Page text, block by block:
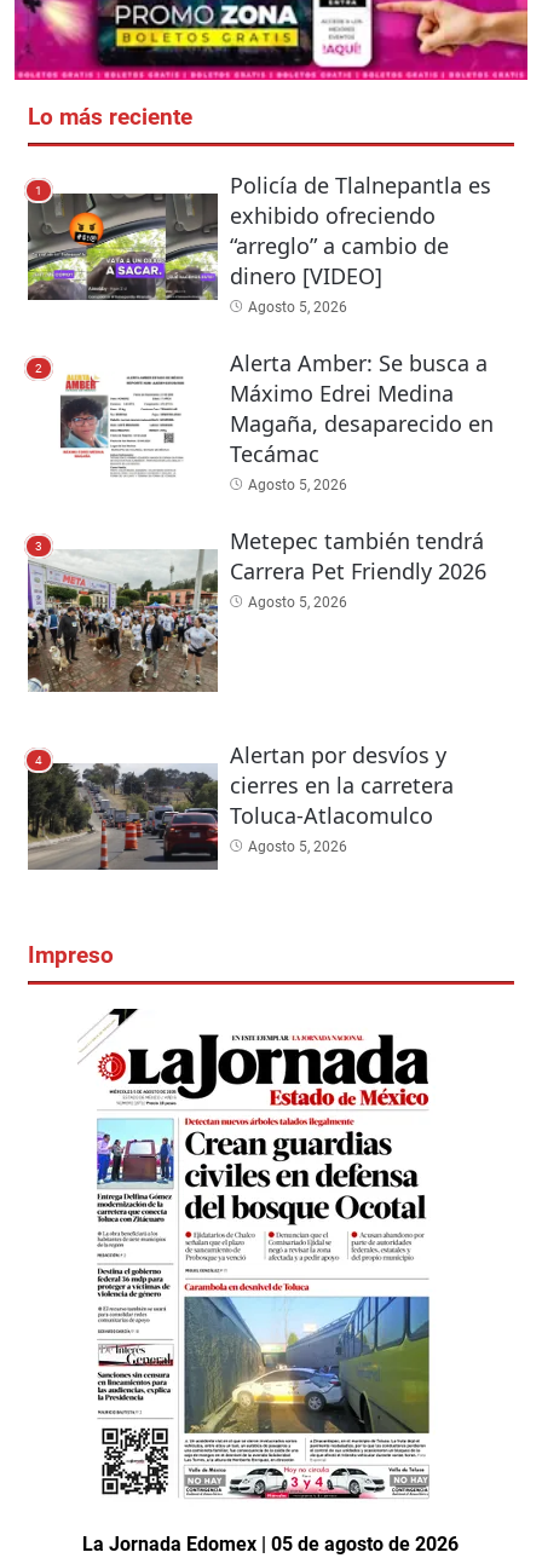
Lo más reciente
1
Policía de Tlalnepantla es
exhibido ofreciendo
“arreglo” a cambio de
dinero [VIDEO]
Agosto 5, 2026
2
Alerta Amber: Se busca a
Máximo Edrei Medina
Magaña, desaparecido en
Tecámac
Agosto 5, 2026
3
Metepec también tendrá
Carrera Pet Friendly 2026
Agosto 5, 2026
4
Alertan por desvíos y
cierres en la carretera
Toluca-Atlacomulco
Agosto 5, 2026
Impreso
La Jornada Edomex | 05 de agosto de 2026